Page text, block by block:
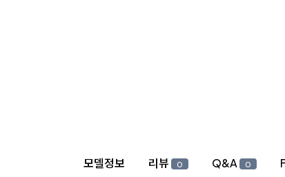
상세 정보
모델정보 리뷰 0 Q&A 0